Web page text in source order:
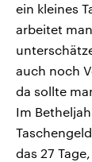
ein kleines
arbeitet
auch noch
da sollte
Im
das 27